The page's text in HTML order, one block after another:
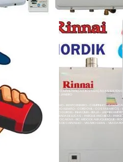
AQUECEDOR A GÁS , CONSERTO, MANUTENÇÃO, INSTALAÇÃO ASSISTÊNCIA
LOJA A HONORIO GURGEL RIO DE JANEIRO
ZONA NORTE
ACARÍ - ANCHIETA - BARROS FILHO - BENTO RIBEIRO - CAMPINHO -
NETO - COLÉGIO - COMPLEXO DO ALEMÃO - CORDOVIL - COSTA BARROS -
RAINHA - GUADALUPE - HONÓRIO GURGEL - INHAÚMA - IRAJÁ - JARDIM
HERMES - OSVALDO CRUZ - PARADA DE LUCAS - PARQUE ANCHIETA -
- PENHA CIRCULAR - QUINTINO BOCAIÚVA - RICARDO DE ALBUQUERQUE -
- TURIAÇÚ - VAZ LOBO - VICENTE DE CARVALHO - VIGÁRIO GERAL - VILA DA
ALEGRE